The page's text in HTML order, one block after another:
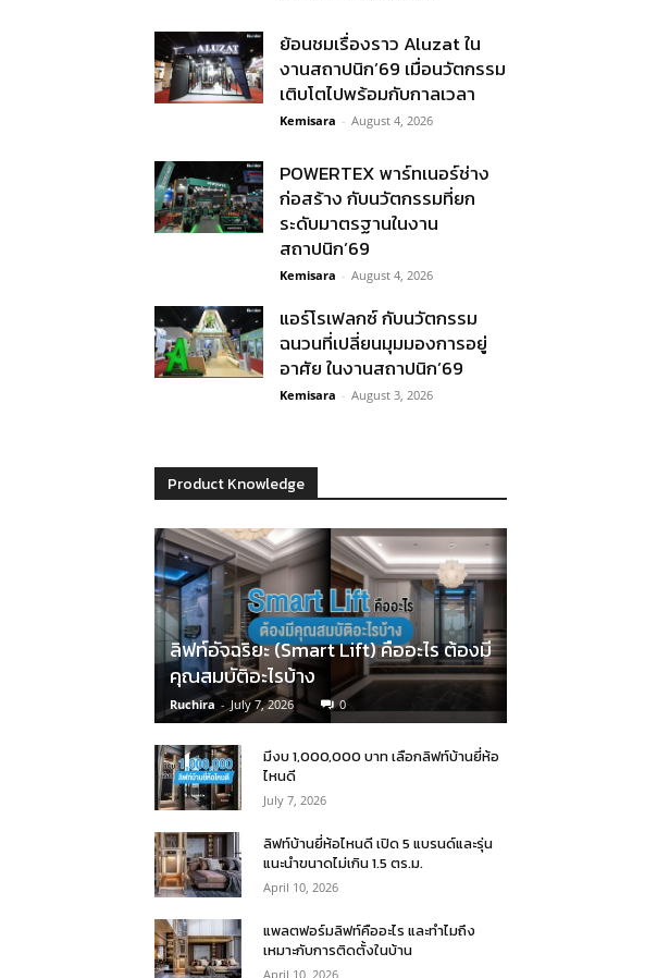
ย้อนชมเรื่องราว Aluzat ใน
งานสถาปนิก’69 เมื่อนวัตกรรม
เติบโตไปพร้อมกับกาลเวลา
Kemisara - August 4, 2026
POWERTEX พาร์ทเนอร์ช่าง
ก่อสร้าง กับนวัตกรรมที่ยก
ระดับมาตรฐานในงาน
สถาปนิก’69
Kemisara - August 4, 2026
แอร์โรเฟลกซ์ กับนวัตกรรม
ฉนวนที่เปลี่ยนมุมมองการอยู่
อาศัย ในงานสถาปนิก’69
Kemisara - August 3, 2026
Product Knowledge
ลิฟท์อัจฉริยะ (Smart Lift) คืออะไร ต้องมี
คุณสมบัติอะไรบ้าง
Ruchira - July 7, 2026 0
มีงบ 1,000,000 บาท เลือกลิฟท์บ้านยี่ห้อ
ไหนดี
July 7, 2026
ลิฟท์บ้านยี่ห้อไหนดี เปิด 5 แบรนด์และรุ่น
แนะนำขนาดไม่เกิน 1.5 ตร.ม.
April 10, 2026
แพลตฟอร์มลิฟท์คืออะไร และทำไมถึง
เหมาะกับการติดตั้งในบ้าน
April 10, 2026